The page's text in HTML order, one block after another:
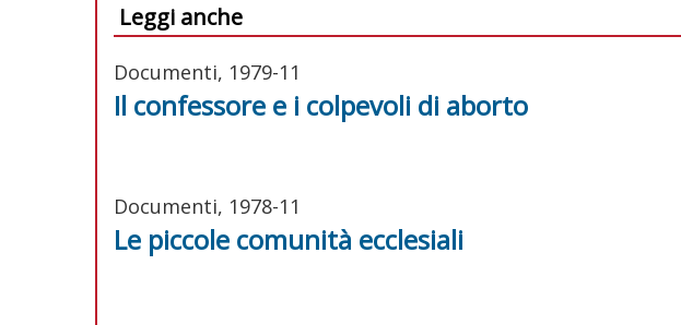
Leggi anche
Documenti, 1979-11
Il confessore e i colpevoli di aborto
Documenti, 1978-11
Le piccole comunità ecclesiali